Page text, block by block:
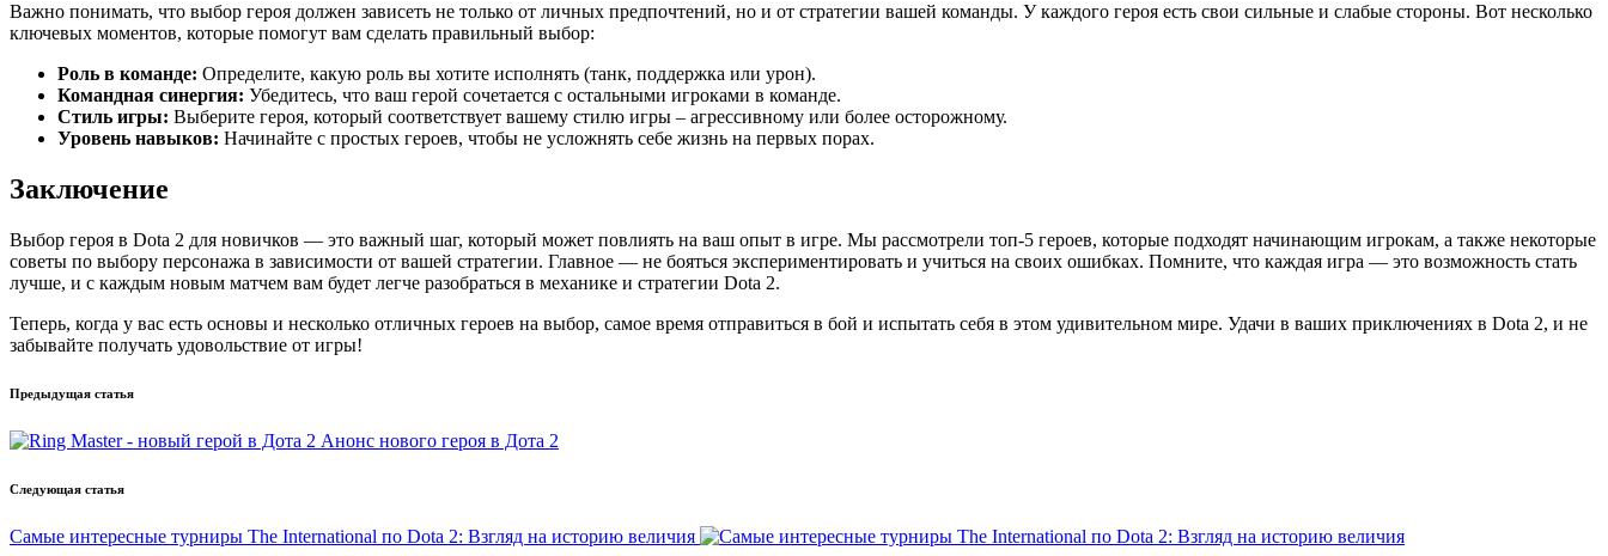
Важно понимать, что выбор героя должен зависеть не только от личных предпочтений, но и от стратегии вашей команды. У каждого героя есть свои сильные и слабые стороны. Вот несколько
ключевых моментов, которые помогут вам сделать правильный выбор:
Роль в команде: Определите, какую роль вы хотите исполнять (танк, поддержка или урон).
Командная синергия: Убедитесь, что ваш герой сочетается с остальными игроками в команде.
Стиль игры: Выберите героя, который соответствует вашему стилю игры – агрессивному или более осторожному.
Уровень навыков: Начинайте с простых героев, чтобы не усложнять себе жизнь на первых порах.
Заключение
Выбор героя в Dota 2 для новичков — это важный шаг, который может повлиять на ваш опыт в игре. Мы рассмотрели топ-5 героев, которые подходят начинающим игрокам, а также некоторые
советы по выбору персонажа в зависимости от вашей стратегии. Главное — не бояться экспериментировать и учиться на своих ошибках. Помните, что каждая игра — это возможность стать
лучше, и с каждым новым матчем вам будет легче разобраться в механике и стратегии Dota 2.
Теперь, когда у вас есть основы и несколько отличных героев на выбор, самое время отправиться в бой и испытать себя в этом удивительном мире. Удачи в ваших приключениях в Dota 2, и не
забывайте получать удовольствие от игры!
Post
navigation
Предыдущая статья
Анонс нового героя в Дота 2
Следующая статья
Самые интересные турниры The International по Dota 2: Взгляд на историю величия